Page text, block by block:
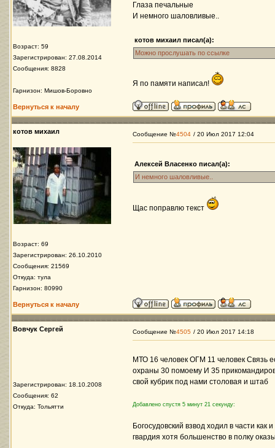
Возраст: 59
Зарегистрирован: 27.08.2014
Сообщения: 8828
Гарнизон: Мишов-Боровно
Глаза печальные
И немного шаловливые..
котов михаил писал(а):
Можно прослушать по ссылке
Я по памяти написал!
Вернуться к началу
котов михаил
Возраст: 69
Зарегистрирован: 26.10.2010
Сообщения: 21569
Откуда: тула
Гарнизон: 80990
Сообщение №4504 / 20 Июл 2017 12:04
Алексей Власенко писал(а):
И немного шаловливые..
Щас поправлю текст
Вернуться к началу
Вовчук Сергей
Зарегистрирован: 18.10.2008
Сообщения: 62
Откуда: Тольятти
Сообщение №4505 / 20 Июл 2017 14:18
МТО 16 человек ОГМ 11 человек Связь
охраны 30 помоему И 35
свой кубрик под нами столовая и штаб
Добавлено спустя 5 минут 21 секунду:
Богосудовский взвод ходил в части
гвардия хотя большенство в полку